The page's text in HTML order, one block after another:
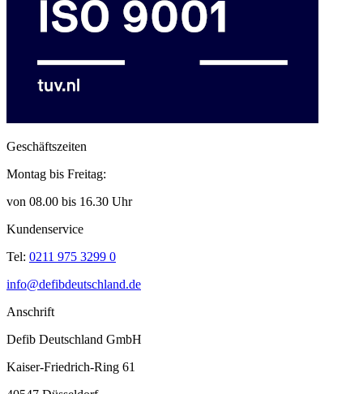
Geschäftszeiten
Montag bis Freitag:
von 08.00 bis 16.30 Uhr
Kundenservice
Tel: 0211 975 3299 0
info@defibdeutschland.de
Anschrift
Defib Deutschland GmbH
Kaiser-Friedrich-Ring 61